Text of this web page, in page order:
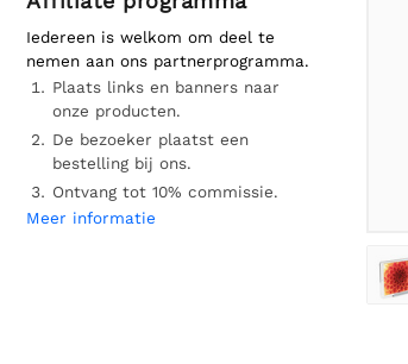
Iedereen is welkom om deel te
nemen aan ons partnerprogramma.
Plaats links en banners naar
onze producten.
De bezoeker plaatst een
bestelling bij ons.
Ontvang tot 10% commissie.
Meer informatie